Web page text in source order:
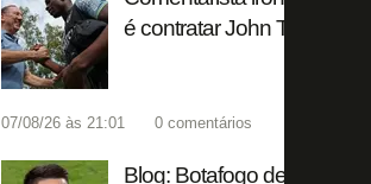
é contratar John Textor.
07/08/26 às 21:01 0 comentários
Blog: Botafogo deve US$